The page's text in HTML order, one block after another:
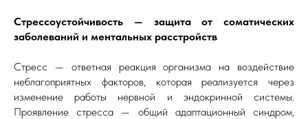
Стрессоустойчивость — защита от соматических
заболеваний и ментальных расстройств
Стресс — ответная реакция организма на воздействие
неблагоприятных факторов, которая реализуется через
изменение работы нервной и эндокринной системы.
Проявление стресса — общий адаптационный синдром,